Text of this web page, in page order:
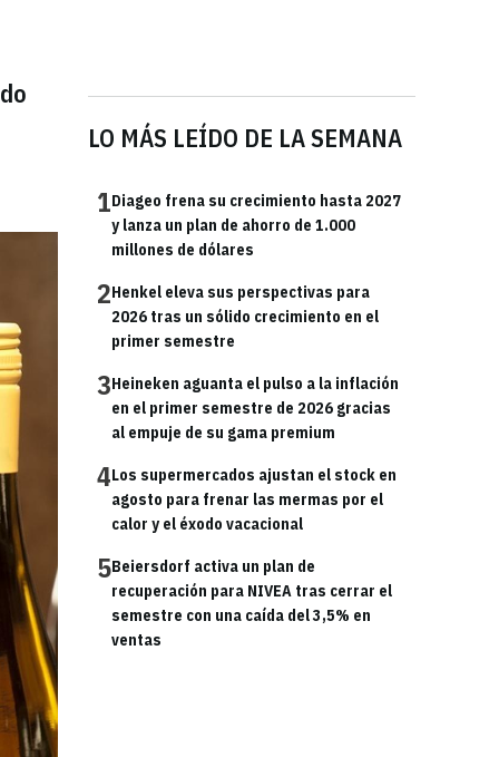
LO MÁS LEÍDO DE LA SEMANA
1Diageo frena su crecimiento hasta 2027
y lanza un plan de ahorro de 1.000
millones de dólares
2Henkel eleva sus perspectivas para
2026 tras un sólido crecimiento en el
primer semestre
3Heineken aguanta el pulso a la inflación
en el primer semestre de 2026 gracias
al empuje de su gama premium
4Los supermercados ajustan el stock en
agosto para frenar las mermas por el
calor y el éxodo vacacional
5Beiersdorf activa un plan de
recuperación para NIVEA tras cerrar el
semestre con una caída del 3,5% en
ventas